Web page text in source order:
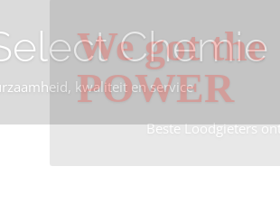
Chemie
kwaliteit en service
We got the
POWER
Beste Loodgieters